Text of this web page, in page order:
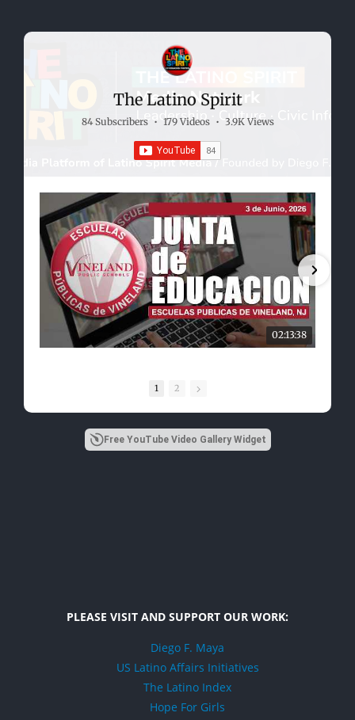
The Latino Spirit
84 Subscribers • 179 Videos • 3.9K Views
02:13:38
1 2
Free YouTube Video Gallery Widget
PLEASE VISIT AND SUPPORT OUR WORK:
Diego F. Maya
US Latino Affairs Initiatives
The Latino Index
Hope For Girls